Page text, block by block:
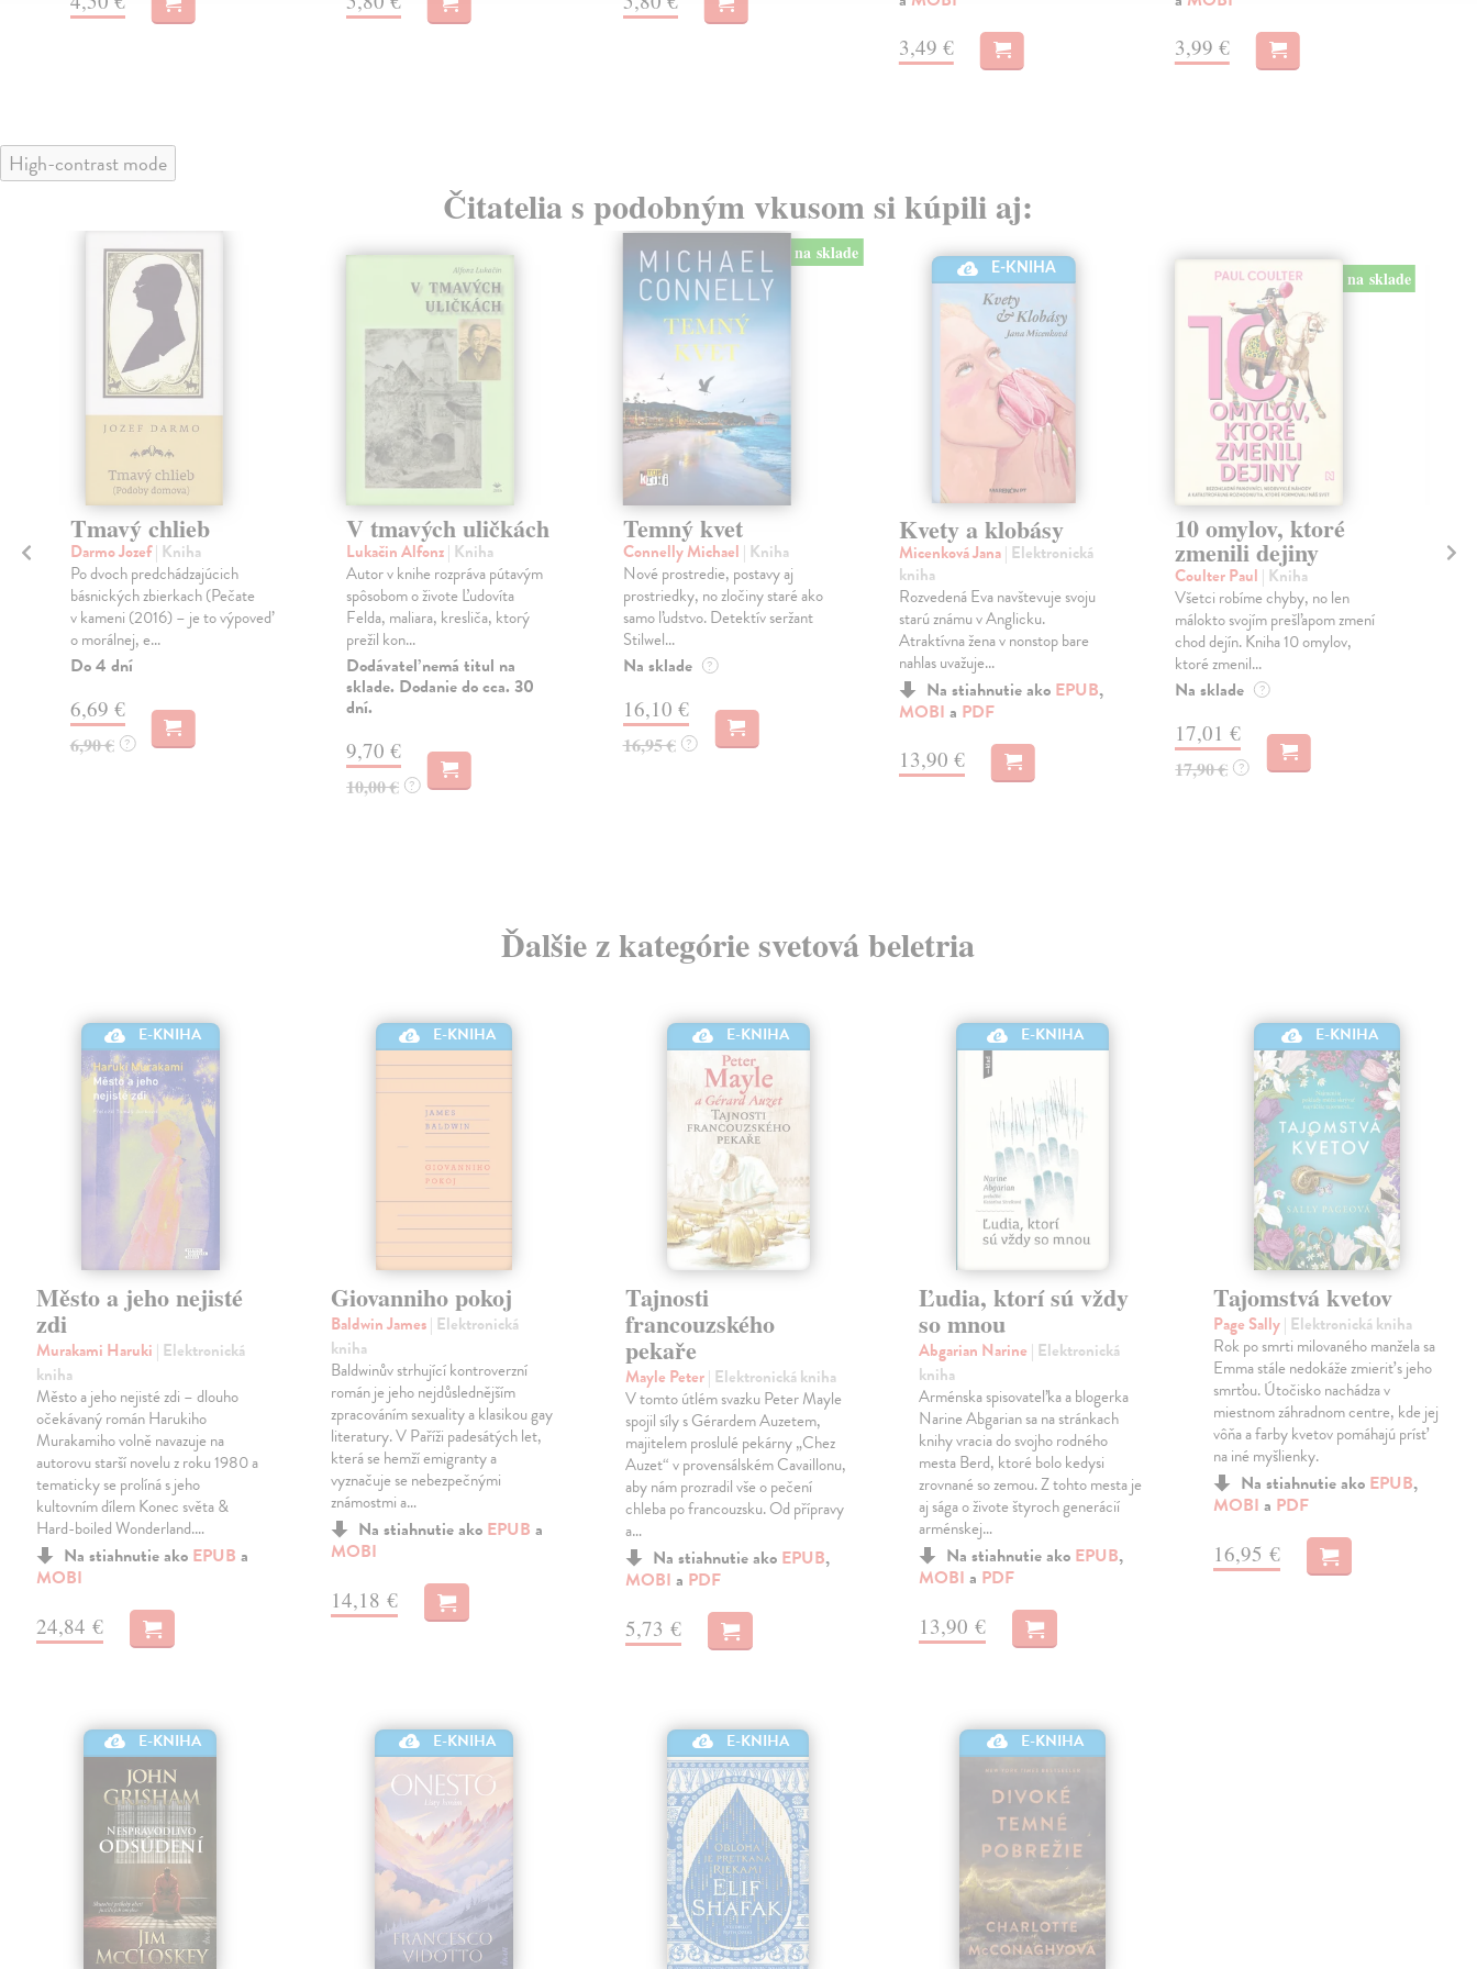
3,49 € 3,99 €
High-contrast mode
Čitatelia s podobným vkusom si kúpili aj:
Tmavý chlieb
Darmo Jozef| Kniha
Po dvoch predchádzajúcich
básnických zbierkach (Pečate
v kameni (2016) – je to výpoveď
o morálnej, e...
Do 4 dní
6,69 €
6,90 € ?
V tmavých uličkách
Lukačin Alfonz| Kniha
Autor v knihe rozpráva pútavým
spôsobom o živote Ľudovíta
Felda, maliara, kresliča, ktorý
prežil kon...
Dodávateľ nemá titul na
sklade. Dodanie do cca. 30
dní.
9,70 €
10,00 € ?
na sklade
Temný kvet
Connelly Michael | Kniha
Nové prostredie, postavy aj
prostriedky, no zločiny staré ako
samo ľudstvo. Detektív seržant
Stilwel...
Na sklade ?
16,10 €
16,95 € ?
E-KNIHA
Kvety a klobásy
Micenková Jana| Elektronická
kniha
Rozvedená Eva navštevuje svoju
starú známu v Anglicku.
Atraktívna žena v nonstop bare
nahlas uvažuje...
Na stiahnutie ako EPUB,
MOBI a PDF
13,90 €
na sklade
10 omylov, ktoré
zmenili dejiny
Coulter Paul | Kniha
Všetci robíme chyby, no len
málokto svojím prešľapom zmení
chod dejín. Kniha 10 omylov,
ktoré zmenil...
Na sklade ?
17,01 €
17,90 € ?
Ďalšie z kategórie svetová beletria
E-KNIHA
Město a jeho nejisté
zdi
Murakami Haruki | Elektronická
kniha
Město a jeho nejisté zdi – dlouho
očekávaný román Harukiho
Murakamiho volně navazuje na
autorovu starší novelu z roku 1980 a
tematicky se prolíná s jeho
kultovním dílem Konec světa &
Hard-boiled Wonderland.…
Na stiahnutie ako EPUB a
MOBI
24,84 €
E-KNIHA
Giovanniho pokoj
Baldwin James| Elektronická
kniha
Baldwinův strhující kontroverzní
román je jeho nejdůslednějším
zpracováním sexuality a klasikou gay
literatury. V Paříži padesátých let,
která se hemží emigranty a
vyznačuje se nebezpečnými
známostmi a…
Na stiahnutie ako EPUB a
MOBI
14,18 €
E-KNIHA
Tajnosti
francouzského
pekaře
Mayle Peter| Elektronická kniha
V tomto útlém svazku Peter Mayle
spojil síly s Gérardem Auzetem,
majitelem proslulé pekárny „Chez
Auzet“ v provensálském Cavaillonu,
aby nám prozradil vše o pečení
chleba po francouzsku. Od přípravy
a…
Na stiahnutie ako EPUB,
MOBI a PDF
5,73 €
E-KNIHA
Ľudia, ktorí sú vždy
so mnou
Abgarian Narine | Elektronická
kniha
Arménska spisovateľka a blogerka
Narine Abgarian sa na stránkach
knihy vracia do svojho rodného
mesta Berd, ktoré bolo kedysi
zrovnané so zemou. Z tohto mesta je
aj sága o živote štyroch generácií
arménskej…
Na stiahnutie ako EPUB,
MOBI a PDF
13,90 €
E-KNIHA
Tajomstvá kvetov
Page Sally| Elektronická kniha
Rok po smrti milovaného manžela sa
Emma stále nedokáže zmieriť s jeho
smrťou. Útočisko nachádza v
miestnom záhradnom centre, kde jej
vôňa a farby kvetov pomáhajú prísť
na iné myšlienky.
Na stiahnutie ako EPUB,
MOBI a PDF
16,95 €
E-KNIHA E-KNIHA E-KNIHA E-KNIHA